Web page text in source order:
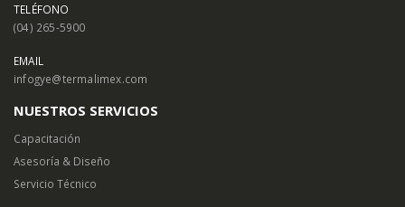
TELÉFONO
(04) 265-5900
EMAIL
infogye@termalimex.com
NUESTROS SERVICIOS
Capacitación
Asesoría & Diseño
Servicio Técnico